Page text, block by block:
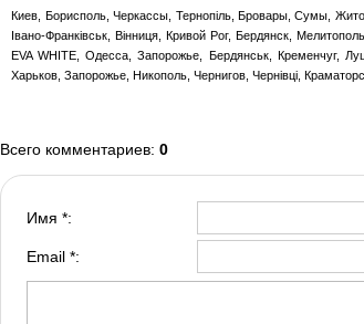
Киев, Борисполь, Черкассы, Тернопіль, Бровары, Сумы,
Івано-Франківськ, Вінниця, Кривой Рог, Бердянск,
EVA WHITE, Одесса, Запорожье, Бердянськ, Кременчуг,
Харьков, Запорожье, Никополь, Чернигов, Чернівці,
Всего комментариев:0
Имя *:
Email *: